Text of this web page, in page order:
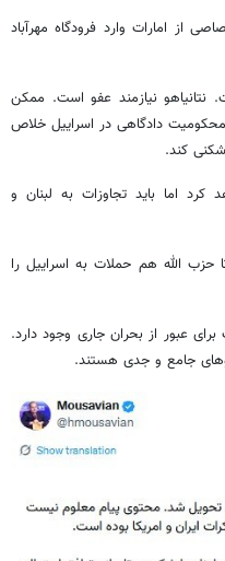
از امارات وارد فرودگاه مهرآباد
نتانیاهو نیازمند عفو است. ممکن
دادگاهی در اسراییل خلاص
کند.
اما باید تجاوزات به لبنان و
حزب الله هم حملات به اسراییل را
عبور از بحران جاری وجود دارد.
جامع و جدی هستند.